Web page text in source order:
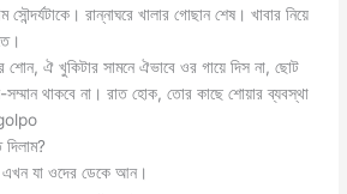
রান্নাঘরে খালার গোছান শেষ। খাবার নিয়ে
ঐ খুকিটার সামনে ঐভাবে ওর গায়ে দিস না, ছোট
সম্মান থাকবে না। রাত হোক, তোর কাছে শোয়ার ব্যবস্থা
এখন যা ওদের ডেকে আন।